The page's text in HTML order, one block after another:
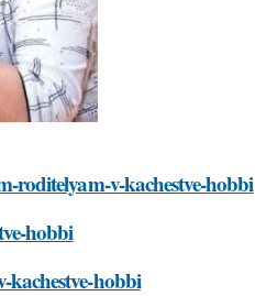
roditelyam-v-kachestve-hobbi
hobbi
kachestve-hobbi